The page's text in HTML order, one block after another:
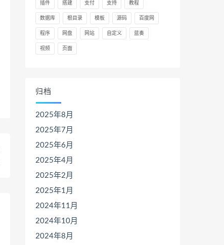
插件 搭建 支付 支持 教程
数据库 根目录 模板 源码 百度网
程序 网盘 网站 自定义 蓝奏
视频 页面
归档
2025年8月
2025年7月
2025年6月
2025年4月
2025年2月
2025年1月
2024年11月
2024年10月
2024年8月